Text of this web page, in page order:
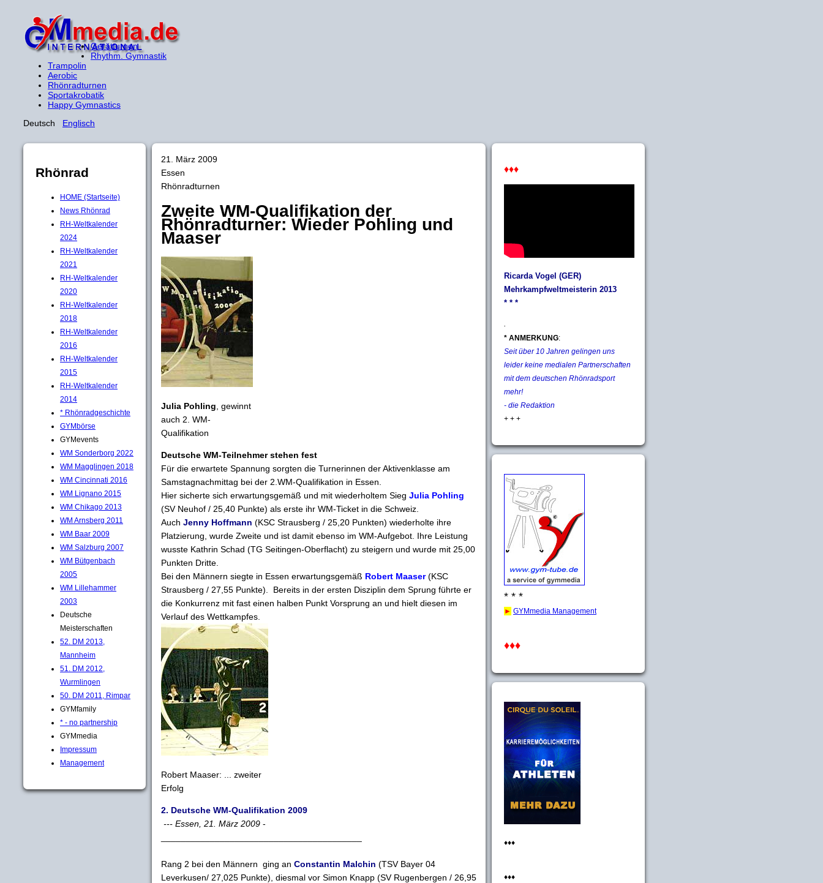
Gerätturnen
Rhythm. Gymnastik
Trampolin
Aerobic
Rhönradturnen
Sportakrobatik
Happy Gymnastics
Deutsch Englisch
Rhönrad
HOME (Startseite)
News Rhönrad
RH-Weltkalender
2024
RH-Weltkalender
2021
RH-Weltkalender
2020
RH-Weltkalender
2018
RH-Weltkalender
2016
RH-Weltkalender
2015
RH-Weltkalender
2014
* Rhönradgeschichte
GYMbörse
GYMevents
WM Sonderborg 2022
WM Magglingen 2018
WM Cincinnati 2016
WM Lignano 2015
WM Chikago 2013
WM Arnsberg 2011
WM Baar 2009
WM Salzburg 2007
WM Bütgenbach
2005
WM Lillehammer
2003
Deutsche
Meisterschaften
52. DM 2013,
Mannheim
51. DM 2012,
Wurmlingen
50. DM 2011, Rimpar
GYMfamily
* - no partnership
GYMmedia
Impressum
Management
21. März 2009
Essen
Rhönradturnen
Zweite WM-Qualifikation der
Rhönradturner: Wieder Pohling und
Maaser
Julia Pohling , gewinnt
auch 2. WM-
Qualifikation
Deutsche WM-Teilnehmer stehen fest
Für die erwartete Spannung sorgten die Turnerinnen der Aktivenklasse am
Samstagnachmittag bei der 2.WM-Qualifikation in Essen.
Hier sicherte sich erwartungsgemäß und mit wiederholtem Sieg Julia Pohling
(SV Neuhof / 25,40 Punkte) als erste ihr WM-Ticket in die Schweiz.
Auch Jenny Hoffmann (KSC Strausberg / 25,20 Punkten) wiederholte ihre
Platzierung, wurde Zweite und ist damit ebenso im WM-Aufgebot. Ihre Leistung
wusste Kathrin Schad (TG Seitingen-Oberflacht) zu steigern und wurde mit 25,00
Punkten Dritte.
Bei den Männern siegte in Essen erwartungsgemäß Robert Maaser(KSC
Strausberg / 27,55 Punkte). Bereits in der ersten Disziplin dem Sprung führte er
die Konkurrenz mit fast einen halben Punkt Vorsprung an und hielt diesen im
Verlauf des Wettkampfes.
Robert Maaser: ... zweiter
Erfolg
2. Deutsche WM-Qualifikation 2009
--- Essen, 21. März 2009 -
Rang 2 bei den Männern ging an Constantin Malchin (TSV Bayer 04
Leverkusen/ 27,025 Punkte), diesmal vor Simon Knapp (SV Rugenbergen / 26,95
♦♦♦
Ricarda Vogel (GER)
Mehrkampfweltmeisterin 2013
* * *
.
* ANMERKUNG:
Seit über 10 Jahren gelingen uns
leider keine medialen Partnerschaften
mit dem deutschen Rhönradsport
mehr!
- die Redaktion
+ + +
* * *
► GYMmedia Management
♦♦♦
♦♦♦
♦♦♦